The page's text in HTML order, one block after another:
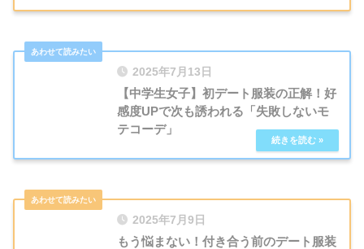
2025年7月13日
【中学生女子】初デート服装の正解！好
感度UPで次も誘われる「失敗しないモ
テコーデ」
2025年7月9日
もう悩まない！付き合う前のデート服装